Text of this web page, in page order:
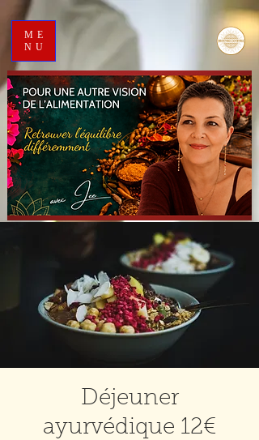
ME
NU
Déjeuner
ayurvédique 12€